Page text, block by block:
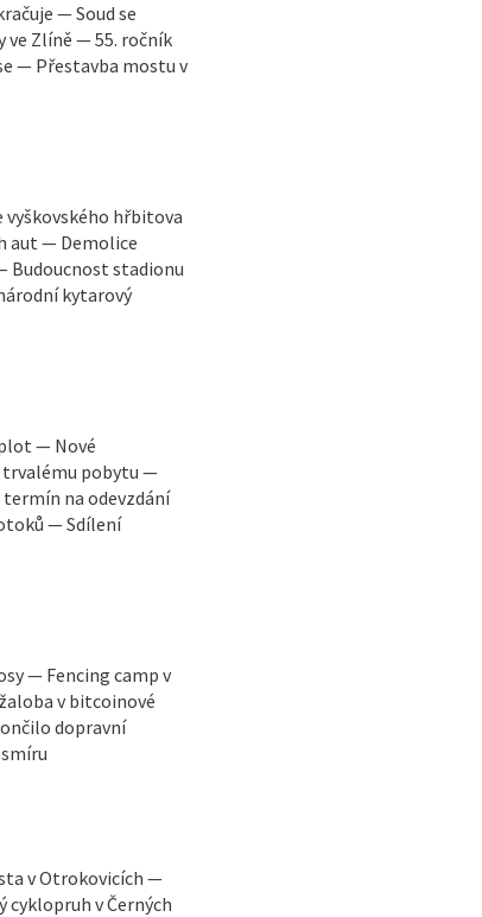
— Soud se
ve Zlíně — 55. ročník
— Přestavba mostu v
vyškovského hřbitova
aut — Demolice
Budoucnost stadionu
kytarový
— Nové
trvalému pobytu —
na odevzdání
— Sdílení
— Fencing camp v
v bitcoinové
dopravní
v Otrokovicích —
cyklopruh v Černých